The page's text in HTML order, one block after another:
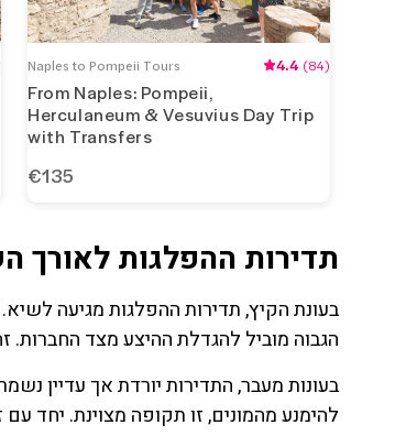
תדירות ההפלגות לאורך
הגבוה מוביל להגדלת ההיצע מצד
בעונות מעבר, התדירות יורדת אך עדיין
להימנע מהמונים, זו תקופה מצוינת. יחד